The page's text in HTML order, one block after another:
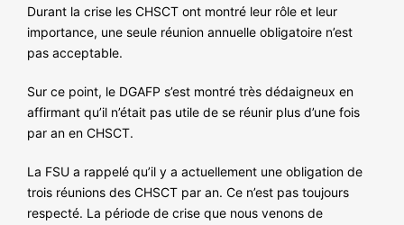
Durant la crise les CHSCT ont montré leur rôle et leur
importance, une seule réunion annuelle obligatoire n’est
pas acceptable.
Sur ce point, le DGAFP s’est montré très dédaigneux en
affirmant qu’il n’était pas utile de se réunir plus d’une fois
par an en CHSCT.
La FSU a rappelé qu’il y a actuellement une obligation de
trois réunions des CHSCT par an. Ce n’est pas toujours
respecté. La période de crise que nous venons de